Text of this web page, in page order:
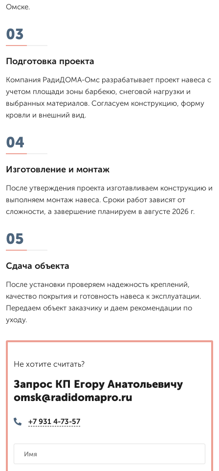
Омске.
03
Подготовка проекта
Компания РадиДОМА-Омс разрабатывает проект навеса с
учетом площади зоны барбекю, снеговой нагрузки и
выбранных материалов. Согласуем конструкцию, форму
кровли и внешний вид.
04
Изготовление и монтаж
После утверждения проекта изготавливаем конструкцию и
выполняем монтаж навеса. Сроки работ зависят от
сложности, а завершение планируем в августе 2026 г.
05
Сдача объекта
После установки проверяем надежность креплений,
качество покрытия и готовность навеса к эксплуатации.
Передаем объект заказчику и даем рекомендации по
уходу.
Не хотите считать?
Запрос КП Егору Анатольевичу
omsk@radidomapro.ru
+7 931 4-73-57